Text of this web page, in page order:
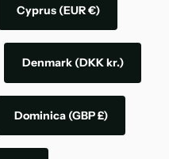
Cyprus (EUR €)
Denmark (DKK kr.)
Dominica (GBP £)